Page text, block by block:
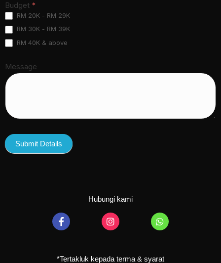
Budget *
RM 20K - RM 29K
RM 30K - RM 39K
RM 40K & above
Message
Submit Details
Hubungi kami
*Tertakluk kepada terma & syarat